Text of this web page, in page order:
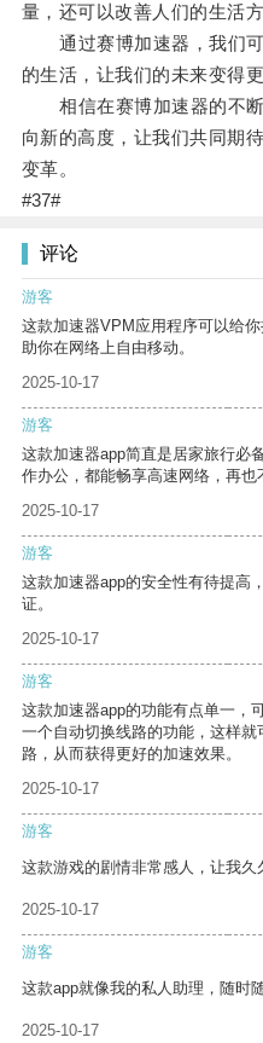
量，还可以改善人们的生活
通过赛博加速器，我们可
的生活，让我们的未来变得更
相信在赛博加速器的不断
向新的高度，让我们共同期
变革。
#37#
评论
游客
这款加速器VPM应用程序可以给
助你在网络上自由移动。
2025-10-17
游客
这款加速器app简直是居家旅行必
作办公，都能畅享高速网络，再也
2025-10-17
游客
这款加速器app的安全性有待提高
证。
2025-10-17
游客
这款加速器app的功能有点单一，
一个自动切换线路的功能，这样
路，从而获得更好的加速效果。
2025-10-17
游客
这款游戏的剧情非常感人，让我久
2025-10-17
游客
这款app就像我的私人助理，随时
2025-10-17